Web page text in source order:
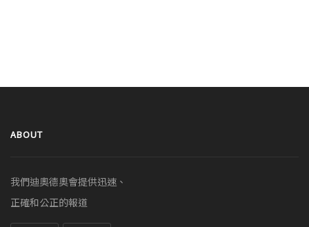
ABOUT
我們迪奧德奧會提供迅速、
正確和公正的報道